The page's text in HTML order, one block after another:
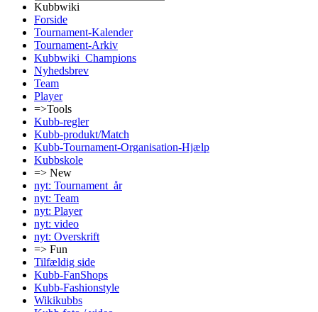
Kubbwiki
Forside
Tournament-Kalender
Tournament-Arkiv
Kubbwiki_Champions
Nyhedsbrev
Team
Player
=>Tools
Kubb-regler
Kubb-produkt/Match
Kubb-Tournament-Organisation-Hjælp
Kubbskole
=> New
nyt: Tournament_år
nyt: Team
nyt: Player
nyt: video
nyt: Overskrift
=> Fun
Tilfældig side
Kubb-FanShops
Kubb-Fashionstyle
Wikikubbs